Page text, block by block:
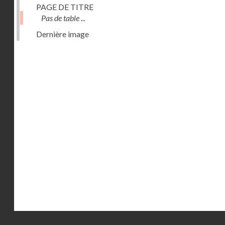
PAGE DE TITRE
Pas de table ...
Dernière image